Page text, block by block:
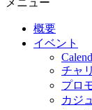
メニュー
概要
イベント
チャ
プロ
カジ